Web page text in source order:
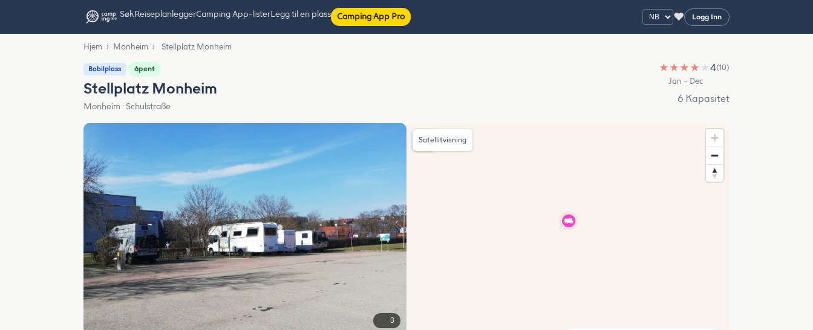
SøkReiseplanleggerCamping App-listerLegg til en plass Camping App Pro ♥ Logg Inn
Hjem › Monheim › Stellplatz Monheim
Bobilplass åpent
Stellplatz Monheim
Monheim · Schulstraße
★ ★ ★ ★ ★4(10)
Jan – Dec
6 Kapasitet
3
Satellitvisning